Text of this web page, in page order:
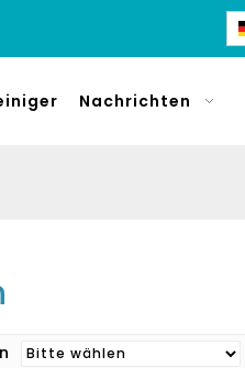
Nachrichten